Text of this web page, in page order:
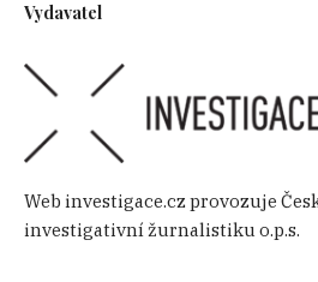
Vydavatel
Web investigace.cz provozuje
investigativní žurnalistiku o.p.s.